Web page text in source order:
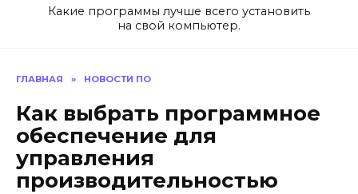
Какие программы лучше всего установить
на свой компьютер.
ГЛАВНАЯ » НОВОСТИ ПО
Как выбрать программное
обеспечение для
управления
производительностью